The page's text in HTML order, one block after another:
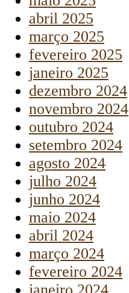
abril 2025
março 2025
fevereiro 2025
janeiro 2025
dezembro 2024
novembro 2024
outubro 2024
setembro 2024
agosto 2024
julho 2024
junho 2024
maio 2024
abril 2024
março 2024
fevereiro 2024